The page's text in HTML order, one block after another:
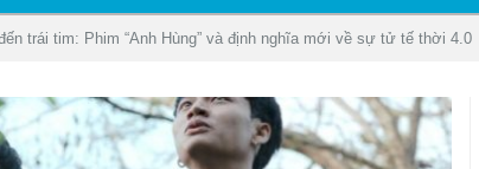
trái tim: Phim “Anh Hùng” và định nghĩa mới về sự tử tế thời 4.0